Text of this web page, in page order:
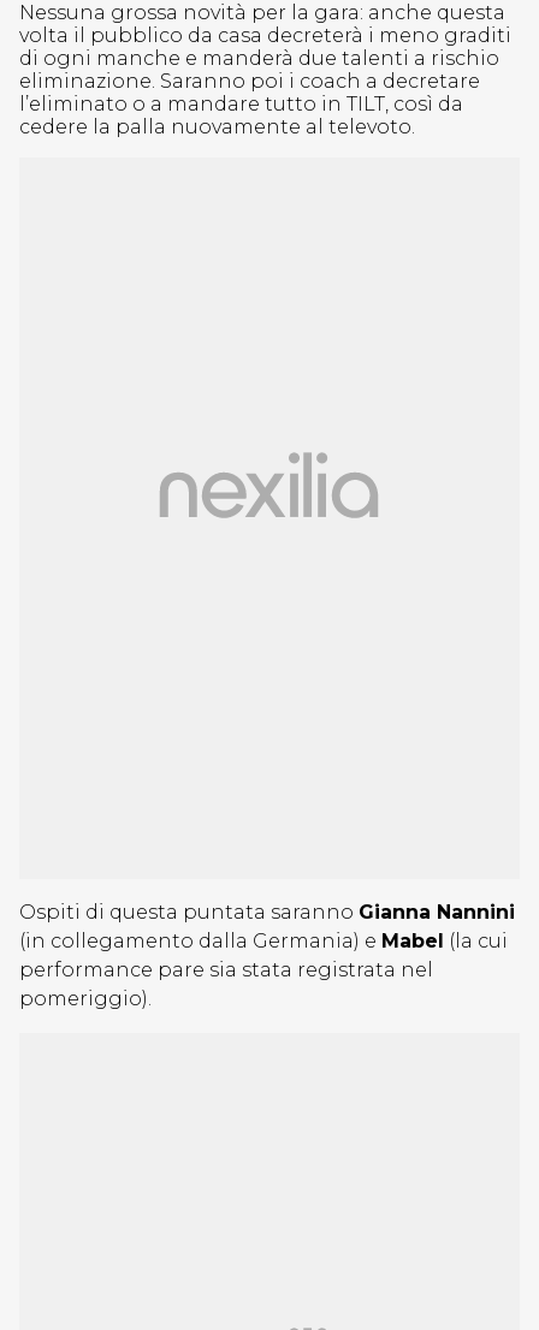
Nessuna grossa novità per la gara: anche questa
volta il pubblico da casa decreterà i meno graditi
di ogni manche e manderà due talenti a rischio
eliminazione. Saranno poi i coach a decretare
l’eliminato o a mandare tutto in TILT, così da
cedere la palla nuovamente al televoto.
Ospiti di questa puntata saranno Gianna Nannini
(in collegamento dalla Germania) e Mabel (la cui
performance pare sia stata registrata nel
pomeriggio).